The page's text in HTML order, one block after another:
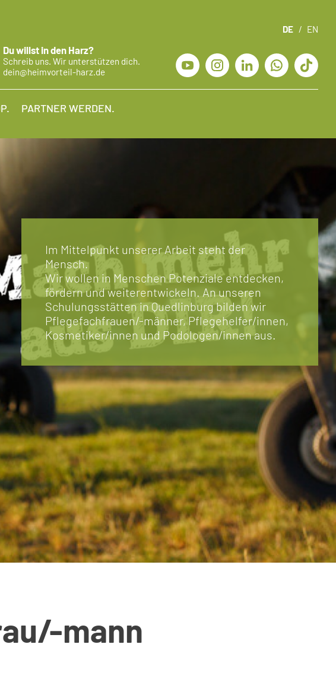
Du willst in den Harz?
Schreib uns. Wir unterstützen dich.
dein@heimvorteil-harz.de
DE/ EN
PARTNER WERDEN.
Im Mittelpunkt unserer Arbeit steht der
Mensch.
Wir wollen in Menschen Potenziale entdecken,
fördern und weiterentwickeln. An unseren
Schulungsstätten in Quedlinburg bilden wir
Pflegefachfrauen/-männer, Pflegehelfer/innen,
Kosmetiker/innen und Podologen/innen aus.
mann